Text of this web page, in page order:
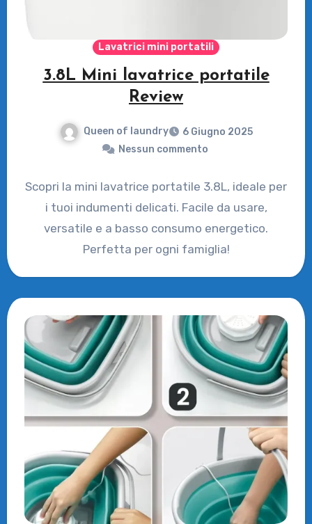
Lavatrici mini portatili
3.8L Mini lavatrice portatile
Review
Queen of laundry
6 Giugno 2025
Nessun commento
Scopri la mini lavatrice portatile 3.8L, ideale per
i tuoi indumenti delicati. Facile da usare,
versatile e a basso consumo energetico.
Perfetta per ogni famiglia!